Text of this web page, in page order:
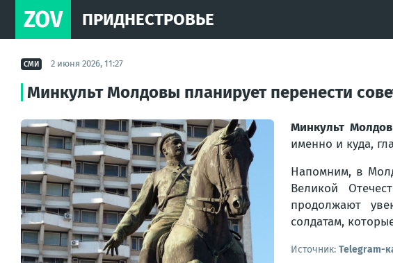
ZOV ПРИДНЕСТРОВЬЕ
СМИ 2 июня 2026, 11:27
Минкульт Молдовы планирует перенести
Минкульт
именно и куда,
Напомним, в
Великой
продолжают
солдатам,
Источник: Telegram-